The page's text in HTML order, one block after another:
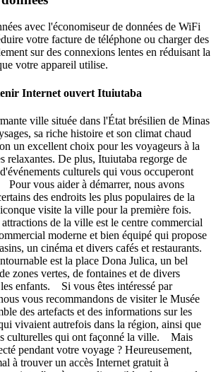
avec l'économiseur de données de WiFi
votre facture de téléphone ou charger des
sur des connexions lentes en réduisant la
votre appareil utilise.
Internet ouvert Ituiutaba
ville située dans l'État brésilien de Minas
sa riche histoire et son climat chaud
un excellent choix pour les voyageurs à la
relaxantes. De plus, Ituiutaba regorge de
culturels qui vous occuperont
vous aider à démarrer, nous avons
des endroits les plus populaires de la
visite la ville pour la première fois.
de la ville est le centre commercial
moderne et bien équipé qui propose
un cinéma et divers cafés et restaurants.
est la place Dona Julica, un bel
zones vertes, de fontaines et de divers
enfants. Si vous êtes intéressé par
vous recommandons de visiter le Musée
des artefacts et des informations sur les
vivaient autrefois dans la région, ainsi que
culturelles qui ont façonné la ville. Mais
pendant votre voyage ? Heureusement,
à trouver un accès Internet gratuit à